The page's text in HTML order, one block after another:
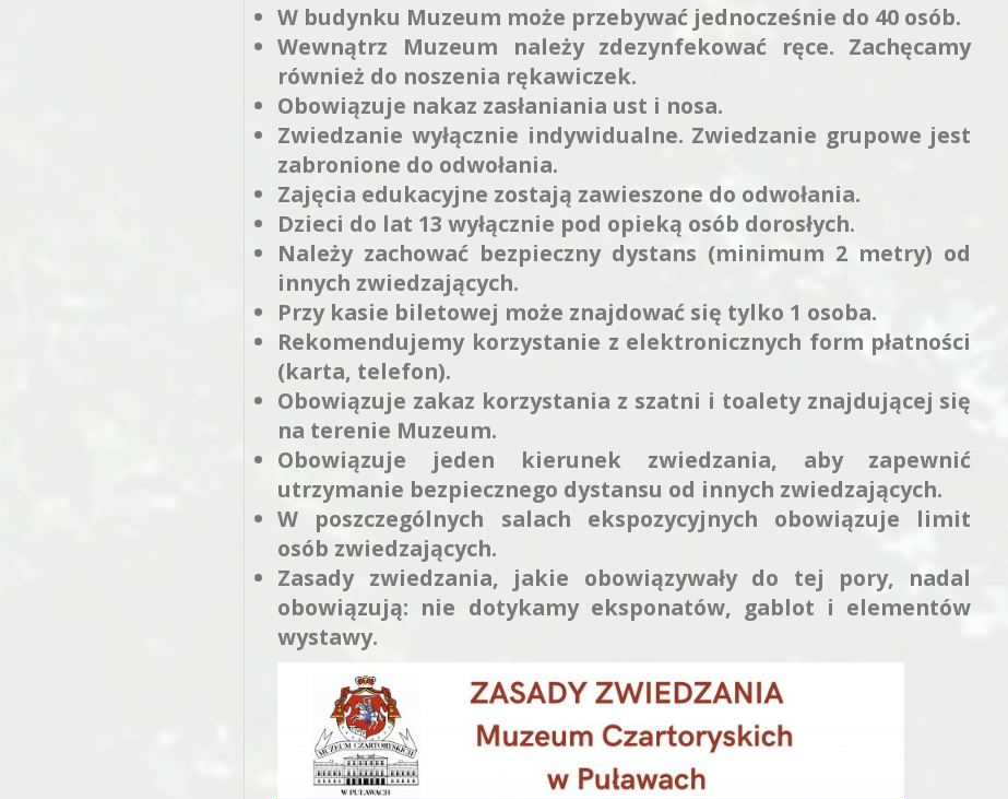
W budynku Muzeum może przebywać jednocześnie do 40 osób.
Wewnątrz Muzeum należy zdezynfekować ręce. Zachęcamy
również do noszenia rękawiczek.
Obowiązuje nakaz zasłaniania ust i nosa.
Zwiedzanie wyłącznie indywidualne. Zwiedzanie grupowe jest
zabronione do odwołania.
Zajęcia edukacyjne zostają zawieszone do odwołania.
Dzieci do lat 13 wyłącznie pod opieką osób dorosłych.
Należy zachować bezpieczny dystans (minimum 2 metry) od
innych zwiedzających.
Przy kasie biletowej może znajdować się tylko 1 osoba.
Rekomendujemy korzystanie z elektronicznych form płatności
(karta, telefon).
Obowiązuje zakaz korzystania z szatni i toalety znajdującej się
na terenie Muzeum.
Obowiązuje jeden kierunek zwiedzania, aby zapewnić
utrzymanie bezpiecznego dystansu od innych zwiedzających.
W poszczególnych salach ekspozycyjnych obowiązuje limit
osób zwiedzających.
Zasady zwiedzania, jakie obowiązywały do tej pory, nadal
obowiązują: nie dotykamy eksponatów, gablot i elementów
wystawy.